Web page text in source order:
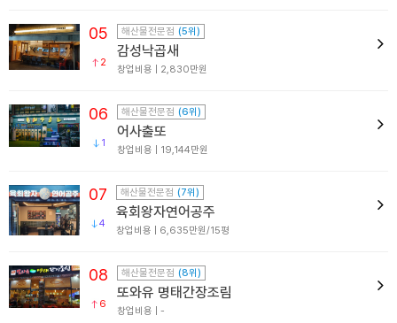
05
2
해산물전문점 (5위)
감성낙곱새
창업비용 | 2,830만원
06
1
해산물전문점 (6위)
어사출또
창업비용 | 19,144만원
07
4
해산물전문점 (7위)
육회왕자연어공주
창업비용 | 6,635만원/15평
08
6
해산물전문점 (8위)
또와유 명태간장조림
창업비용 | -